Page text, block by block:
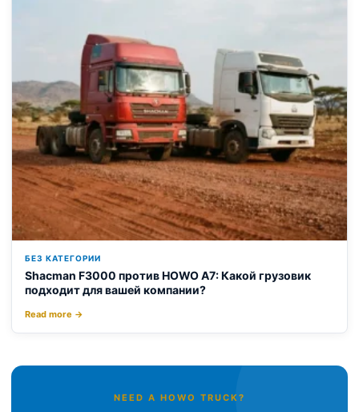
БЕЗ КАТЕГОРИИ
Shacman F3000 против HOWO A7: Какой грузовик
подходит для вашей компании?
Read more →
NEED A HOWO TRUCK?